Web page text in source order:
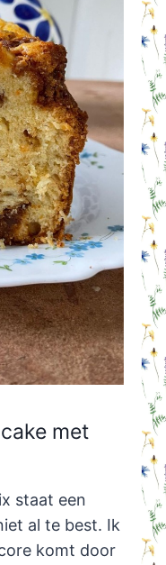
met
staat een
al te best. Ik
komt door